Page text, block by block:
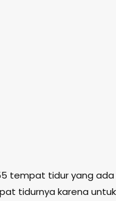
tempat tidur yang ada
tidurnya karena